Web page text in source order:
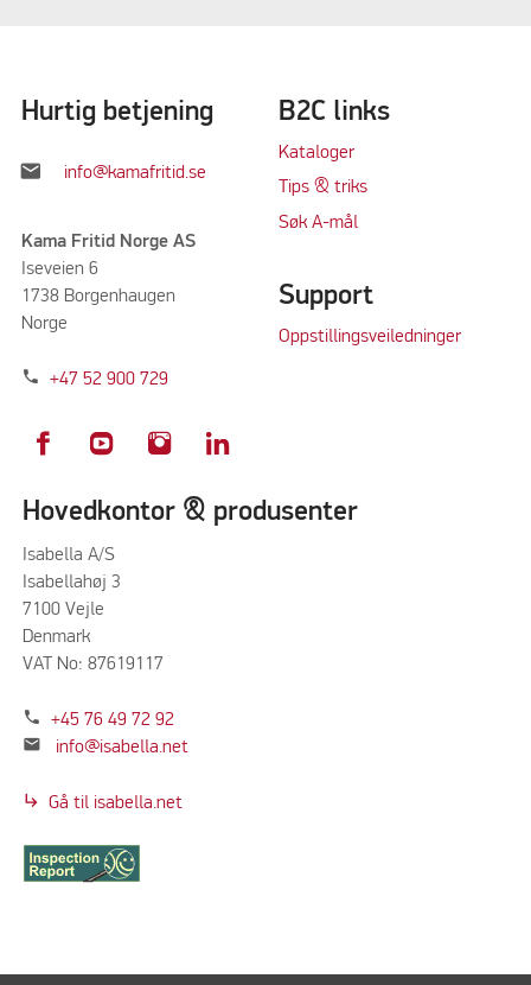
Hurtig betjening
mail info@kamafritid.se
Kama Fritid Norge AS
Iseveien 6
1738 Borgenhaugen
Norge
phone+47 52 900 729
B2C links
Kataloger
Tips & triks
Søk A-mål
Support
Oppstillingsveiledninger
Hovedkontor & produsenter
Isabella A/S
Isabellahøj 3
7100 Vejle
Denmark
VAT No: 87619117
phone +45 76 49 72 92
mail info@isabella.net
subdirectory_arrow_right Gå til isabella.net